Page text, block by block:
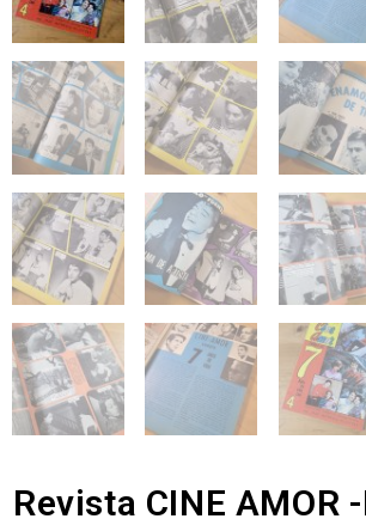
Revista CINE AMOR